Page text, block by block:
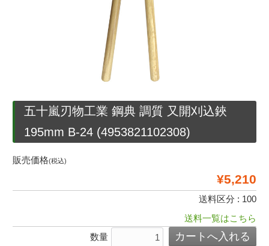
五十嵐刃物工業 鋼典 調質 又開刈込鋏
195mm B-24 (4953821102308)
販売価格(税込)
¥5,210
送料区分 : 100
送料一覧はこちら
数量